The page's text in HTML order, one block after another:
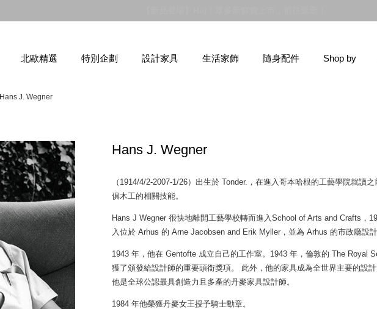
北歐精選 特別企劃 設計家具 生活家飾 隨身配件 Shop by
Hans J. Wegner
Hans J. Wegner
（1914/4/2-2007-1/26）出生於 Tonder.，在進入哥本哈根的工藝學院就讀
俱木工的相關技能。
Hans J Wegner 很快地離開工藝學校轉而進入School of Arts and Crafts，
入位於 Arhus 的 Arne Jacobsen and Erik Myller，並為 Arhus 的市政廳設計
1943 年，他在 Gentofte 成立自己的工作室。1943 年，倫敦的 The Royal
獲了頒發給設計師的重要頭銜獎項。 此外，他的家具成為全世界主要的設
他是全球公認最具創造力且多產的丹麥家具設計師。
1984 年他榮獲丹麥女王授予騎士勳章。